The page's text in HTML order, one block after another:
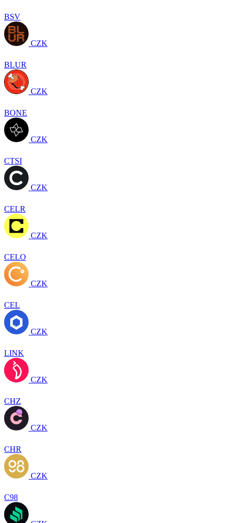
BSV
CZK
BLUR
CZK
BONE
CZK
CTSI
CZK
CELR
CZK
CELO
CZK
CEL
CZK
LINK
CZK
CHZ
CZK
CHR
CZK
C98